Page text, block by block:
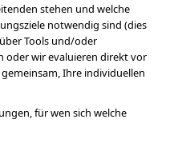
stehen und welche
notwendig sind (dies
Tools und/oder
oder wir evaluieren direkt vor
Ihre individuellen
für wen sich welche